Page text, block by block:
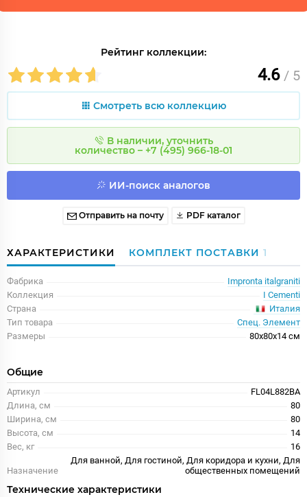
Рейтинг коллекции:
4.6 / 5
Смотреть всю коллекцию
В наличии, уточнить
количество – +7 (495) 966-18-01
ИИ-поиск аналогов
Отправить на почту PDF каталог
ХАРАКТЕРИСТИКИ КОМПЛЕКТ ПОСТАВКИ 1
Фабрика
Impronta italgraniti
Коллекция
I Cementi
Страна
Италия
Тип товара
Спец. Элемент
Размеры
80x80x14 см
Общие
Артикул
FL04L882BA
Длина, см
80
Ширина, см
80
Высота, см
14
Вес, кг
16
Назначение
Для ванной, Для гостиной, Для коридора и кухни, Для
общественных помещений
Технические характеристики